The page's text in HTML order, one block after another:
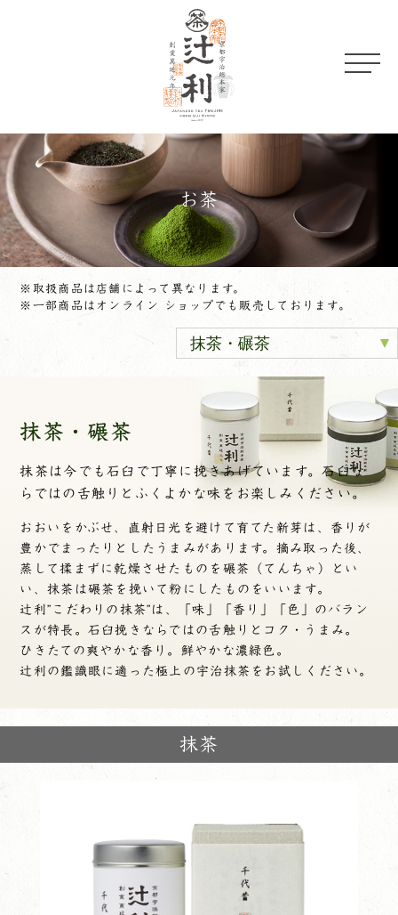
お茶
※取扱商品は店舗によって異なります。
※一部商品は オンライン ショップ でも販売しております。
抹茶・碾茶
抹茶は今でも石臼で丁寧に挽きあげています。石臼な
らではの舌触りとふくよかな味をお楽しみください。
おおいをかぶせ、直射日光を避けて育てた新芽は、香りが
豊かでまったりとしたうまみがあります。摘み取った後、
蒸して揉まずに乾燥させたものを碾茶（てんちゃ）とい
い、抹茶は碾茶を挽いて粉にしたものをいいます。
辻利”こだわりの抹茶”は、「味」「香り」「色」のバラン
スが特長。石臼挽きならではの舌触りとコク・うまみ。
ひきたての爽やかな香り。鮮やかな濃緑色。
辻利の鑑識眼に適った極上の宇治抹茶をお試しください。
抹茶